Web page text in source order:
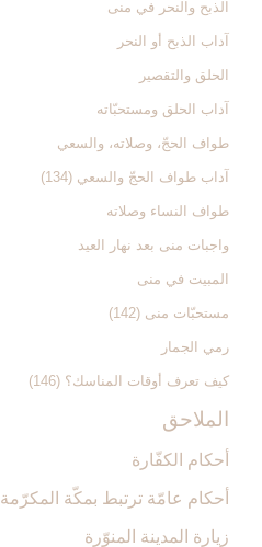
الذبح والنحر في منى‏
آداب الذبح أو النحر
الحلق والتقصير
آداب الحلق ومستحبّاته‏
طواف الحجّ، وصلاته، والسعي‏
آداب طواف الحجّ والسعي (134)
طواف النساء وصلاته‏
واجبات منى بعد نهار العيد
المبيت في منى‏
مستحبّات منى (142)
رمي الجمار
كيف تعرف أوقات المناسك؟ (146)
الملاحق‏
أحكام الكفّارة
أحكام عامّة ترتبط بمكّة المكرّمة
زيارة المدينة المنوّرة